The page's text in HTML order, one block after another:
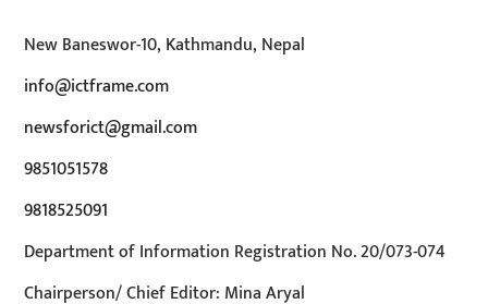
New Baneswor-10, Kathmandu, Nepal
info@ictframe.com
newsforict@gmail.com
9851051578
9818525091
Department of Information Registration No. 20/073-074
Chairperson/ Chief Editor: Mina Aryal